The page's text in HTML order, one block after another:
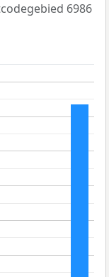
6986